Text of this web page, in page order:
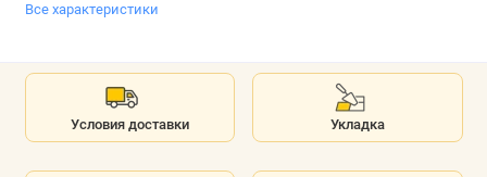
Все характеристики
Условия доставки Укладка